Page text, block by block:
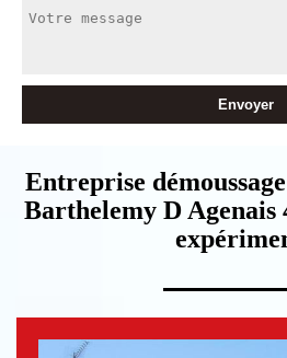
Entreprise
Barthelemy D Agenais